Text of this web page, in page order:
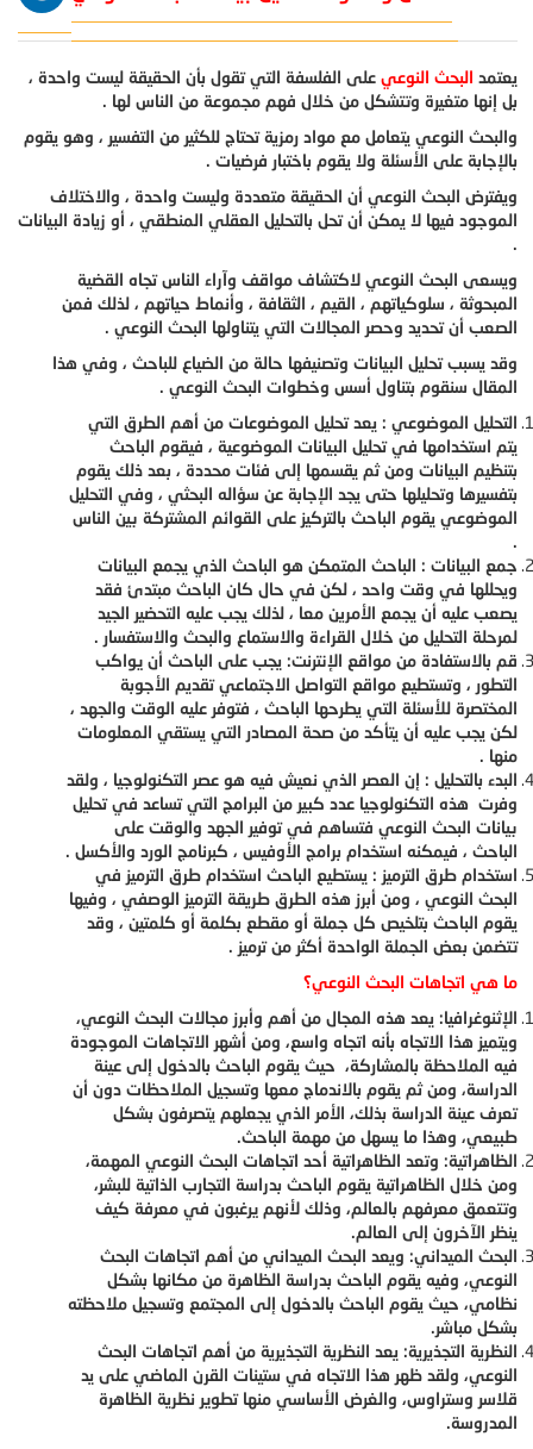
يعتمد البحث النوعي على الفلسفة التي تقول بأن الحقيقة ليست واحدة ،
بل إنها متغيرة وتتشكل من خلال فهم مجموعة من الناس لها .
والبحث النوعي يتعامل مع مواد رمزية تحتاج للكثير من التفسير ، وهو يقوم
بالإجابة على الأسئلة ولا يقوم باختبار فرضيات .
ويفترض البحث النوعي أن الحقيقة متعددة وليست واحدة ، والاختلاف
الموجود فيها لا يمكن أن تحل بالتحليل العقلي المنطقي ، أو زيادة البيانات
.
ويسعى البحث النوعي لاكتشاف مواقف وآراء الناس تجاه القضية
المبحوثة ، سلوكياتهم ، القيم ، الثقافة ، وأنماط حياتهم ، لذلك فمن
الصعب أن تحديد وحصر المجالات التي يتناولها البحث النوعي .
وقد يسبب تحليل البيانات وتصنيفها حالة من الضياع للباحث ، وفي هذا
المقال سنقوم بتناول أسس وخطوات البحث النوعي .
التحليل الموضوعي : يعد تحليل الموضوعات من أهم الطرق التي
يتم استخدامها في تحليل البيانات الموضوعية ، فيقوم الباحث
بتنظيم البيانات ومن ثم يقسمها إلى فئات محددة ، بعد ذلك يقوم
بتفسيرها وتحليلها حتى يجد الإجابة عن سؤاله البحثي ، وفي التحليل
الموضوعي يقوم الباحث بالتركيز على القوائم المشتركة بين الناس
.
جمع البيانات : الباحث المتمكن هو الباحث الذي يجمع البيانات
ويحللها في وقت واحد ، لكن في حال كان الباحث مبتدئ فقد
يصعب عليه أن يجمع الأمرين معا ، لذلك يجب عليه التحضير الجيد
لمرحلة التحليل من خلال القراءة والاستماع والبحث والاستفسار .
قم بالاستفادة من مواقع الإنترنت: يجب على الباحث أن يواكب
التطور ، وتستطيع مواقع التواصل الاجتماعي تقديم الأجوبة
المختصرة للأسئلة التي يطرحها الباحث ، فتوفر عليه الوقت والجهد ،
لكن يجب عليه أن يتأكد من صحة المصادر التي يستقي المعلومات
منها .
البدء بالتحليل : إن العصر الذي نعيش فيه هو عصر التكنولوجيا ، ولقد
وفرت هذه التكنولوجيا عدد كبير من البرامج التي تساعد في تحليل
بيانات البحث النوعي فتساهم في توفير الجهد والوقت على
الباحث ، فيمكنه استخدام برامج الأوفيس ، كبرنامج الورد والأكسل .
استخدام طرق الترميز : يستطيع الباحث استخدام طرق الترميز في
البحث النوعي ، ومن أبرز هذه الطرق طريقة الترميز الوصفي ، وفيها
يقوم الباحث بتلخيص كل جملة أو مقطع بكلمة أو كلمتين ، وقد
تتضمن بعض الجملة الواحدة أكثر من ترميز .
ما هي اتجاهات البحث النوعي؟
الإثنوغرافيا: يعد هذه المجال من أهم وأبرز مجالات البحث النوعي،
ويتميز هذا الاتجاه بأنه اتجاه واسع، ومن أشهر الاتجاهات الموجودة
فيه الملاحظة بالمشاركة، حيث يقوم الباحث بالدخول إلى عينة
الدراسة، ومن ثم يقوم بالاندماج معها وتسجيل الملاحظات دون أن
تعرف عينة الدراسة بذلك، الأمر الذي يجعلهم يتصرفون بشكل
طبيعي، وهذا ما يسهل من مهمة الباحث.
الظاهراتية: وتعد الظاهراتية أحد اتجاهات البحث النوعي المهمة،
ومن خلال الظاهراتية يقوم الباحث بدراسة التجارب الذاتية للبشر،
وتتعمق معرفهم بالعالم، وذلك لأنهم يرغبون في معرفة كيف
ينظر الآخرون إلى العالم.
البحث الميداني: ويعد البحث الميداني من أهم اتجاهات البحث
النوعي، وفيه يقوم الباحث بدراسة الظاهرة من مكانها بشكل
نظامي، حيث يقوم الباحث بالدخول إلى المجتمع وتسجيل ملاحظته
بشكل مباشر.
النظرية التجذيرية: يعد النظرية التجذيرية من أهم اتجاهات البحث
النوعي، ولقد ظهر هذا الاتجاه في ستينات القرن الماضي على يد
قلاسر وستراوس، والغرض الأساسي منها تطوير نظرية الظاهرة
المدروسة.